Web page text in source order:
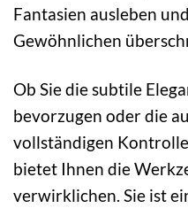
Fantasien ausleben
Gewöhnlichen
Ob Sie die subtile
bevorzugen oder die
vollständigen Kontrolle
bietet Ihnen die
verwirklichen. Sie ist